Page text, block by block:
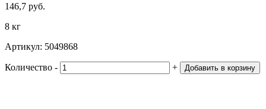
146,7 руб.
8 кг
Артикул: 5049868
Количество ‐ + Добавить в корзину